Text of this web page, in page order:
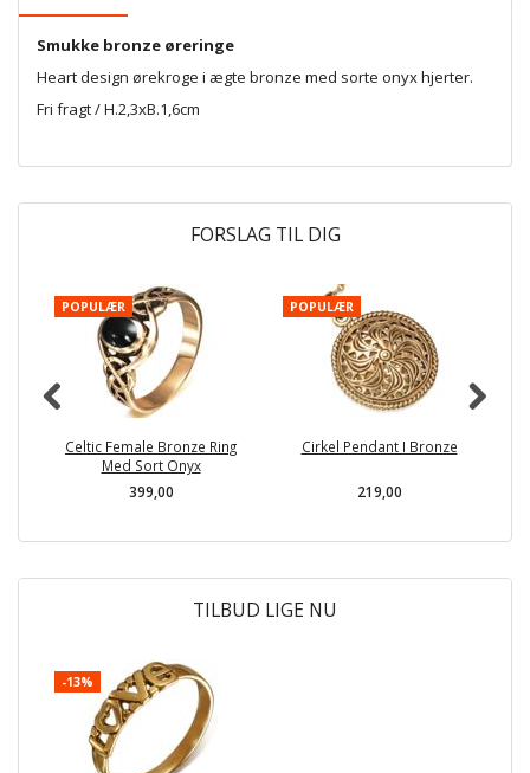
Smukke bronze øreringe
Heart design ørekroge i ægte bronze med sorte onyx hjerter.
Fri fragt / H.2,3xB.1,6cm
FORSLAG TIL DIG
POPULÆR
Celtic Female Bronze Ring
Med Sort Onyx
399,00
POPULÆR
Cirkel Pendant I Bronze
219,00
TILBUD LIGE NU
-13%